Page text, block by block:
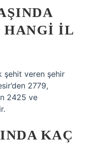
HANGI IL
şehit veren şehir
2779,
2425 ve
KAÇ